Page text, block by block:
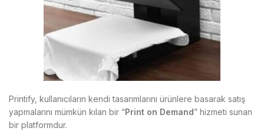
Printify, kullanıcıların kendi tasarımlarını ürünlere basarak satış
yapmalarını mümkün kılan bir “Print on Demand” hizmeti sunan
bir platformdur.